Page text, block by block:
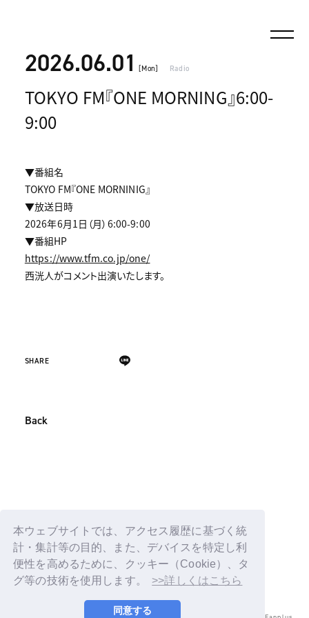
本ウェブサイトでは、アクセス履歴に基づく統
計・集計等の目的、また、デバイスを特定し利
便性を高めるために、クッキー（Cookie）、タ
グ等の技術を使用します。
>>詳しくはこちら
同意する
2026.06.01 [Mon] Radio
TOKYO FM『ONE MORNING』6:00-
9:00
▼番組名
TOKYO FM『ONE MORNINIG』
▼放送日時
2026年6月1日（月）6:00-9:00
▼番組HP
https://www.tfm.co.jp/one/
西洸人がコメント出演いたします。
SHARE
Back